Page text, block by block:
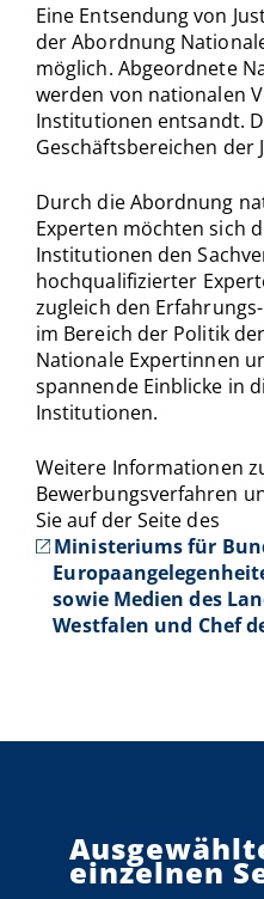
Eine Entsendung von
der Abordnung
möglich. Abgeordnete
werden von nationalen
Institutionen entsandt.
Geschäftsbereichen der
Durch die Abordnung
Experten möchten sich
Institutionen den
hochqualifizierter
zugleich den
im Bereich der Politik
Nationale Expertinnen
spannende Einblicke in
Institutionen.
Weitere Informationen
Bewerbungsverfahren
Sie auf der Seite des
Ministeriums für
sowie Medien des
Westfalen und Chef
einzelnen